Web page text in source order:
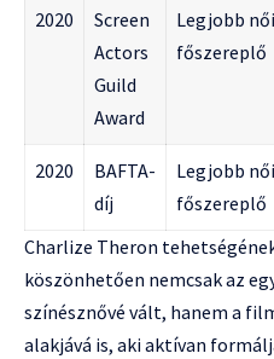
2020
Screen
Actors
Guild
Award
Legjobb női
főszereplő
2020
BAFTA-
díj
Legjobb női
főszereplő
Charlize Theron
köszönhetően nemcsak az
színésznővé vált, hanem a
alakjává is, aki aktívan